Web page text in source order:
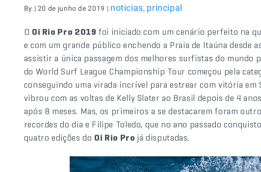
By | 20 de junho de 2019 | noticias, principal
O Oi Rio Pro 2019 foi iniciado com um cenário perfeito na
e com um grande público enchendo a Praia de Itaúna desde
assistir a única passagem dos melhores surfistas do mundo
do World Surf League Championship Tour começou pela
conseguindo uma virada incrível para estrear com vitória em
vibrou com as voltas de Kelly Slater ao Brasil depois de 4
após 8 meses. Mas, os primeiros a se destacarem foram
recordes do dia e Filipe Toledo, que no ano passado
quatro edições do Oi Rio Pro já disputadas.